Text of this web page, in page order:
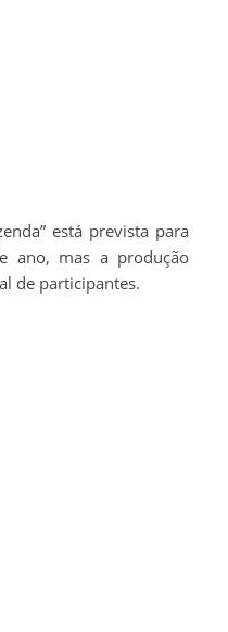
está prevista para
ano, mas a produção
de participantes.